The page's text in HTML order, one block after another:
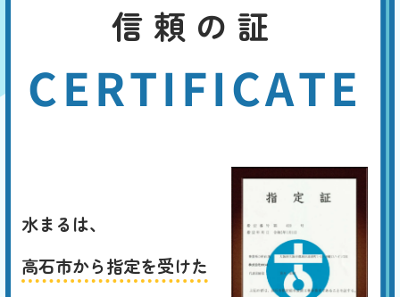
信頼の証
CERTIFICATE
水まるは、
高石市から指定を受けた